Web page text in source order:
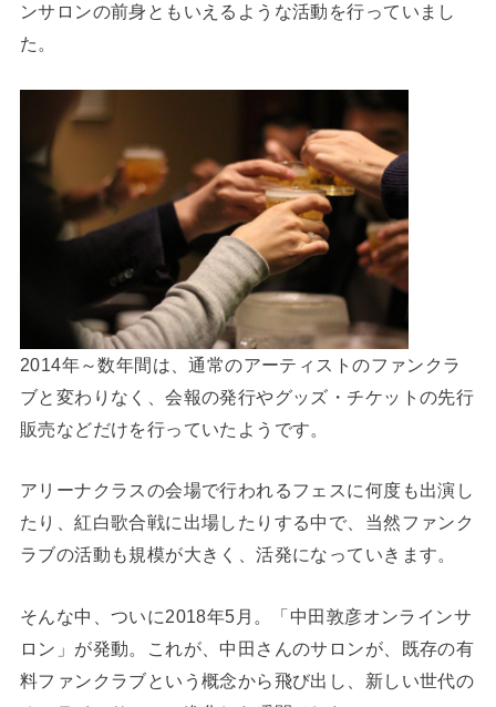
ンサロンの前身ともいえるような活動を行っていまし
た。
2014年～数年間は、通常のアーティストのファンクラ
ブと変わりなく、会報の発行やグッズ・チケットの先行
販売などだけを行っていたようです。
アリーナクラスの会場で行われるフェスに何度も出演し
たり、紅白歌合戦に出場したりする中で、当然ファンク
ラブの活動も規模が大きく、活発になっていきます。
そんな中、ついに2018年5月。「中田敦彦オンラインサ
ロン」が発動。これが、中田さんのサロンが、既存の有
料ファンクラブという概念から飛び出し、新しい世代の